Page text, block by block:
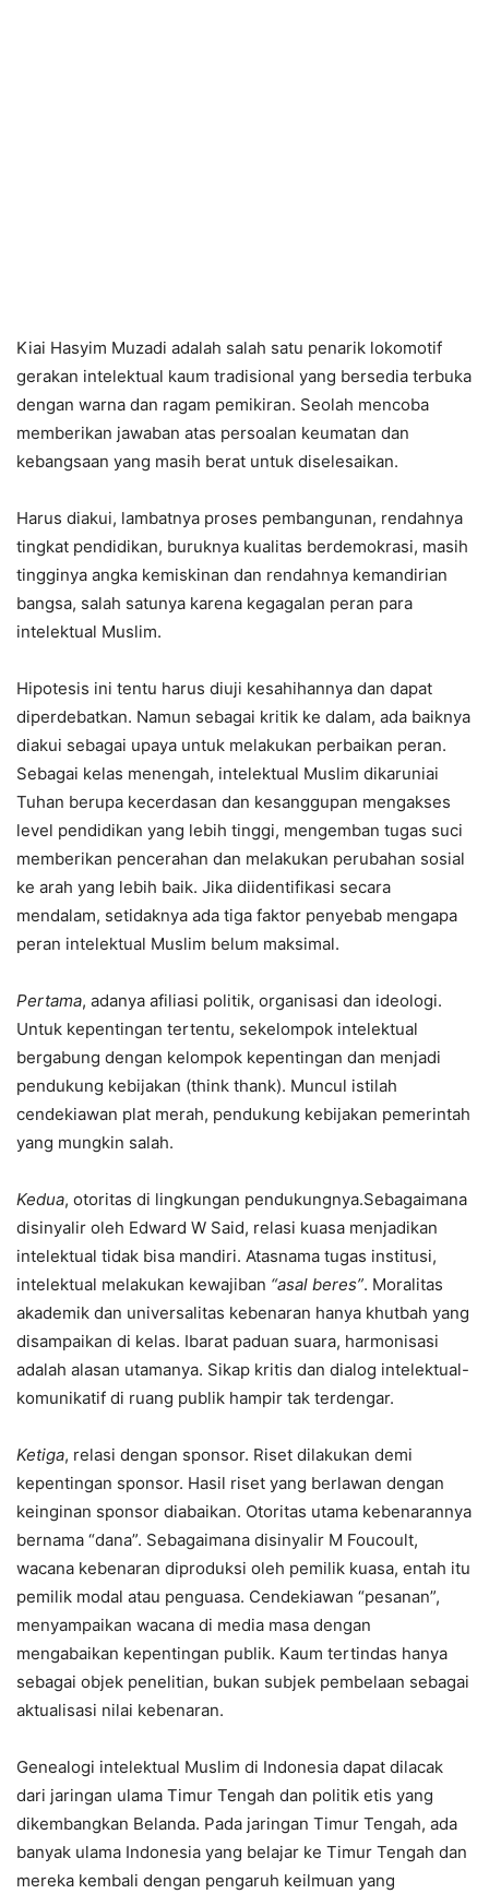
Kiai Hasyim Muzadi adalah salah satu penarik lokomotif
gerakan intelektual kaum tradisional yang bersedia terbuka
dengan warna dan ragam pemikiran. Seolah mencoba
memberikan jawaban atas persoalan keumatan dan
kebangsaan yang masih berat untuk diselesaikan.
Harus diakui, lambatnya proses pembangunan, rendahnya
tingkat pendidikan, buruknya kualitas berdemokrasi, masih
tingginya angka kemiskinan dan rendahnya kemandirian
bangsa, salah satunya karena kegagalan peran para
intelektual Muslim.
Hipotesis ini tentu harus diuji kesahihannya dan dapat
diperdebatkan. Namun sebagai kritik ke dalam, ada baiknya
diakui sebagai upaya untuk melakukan perbaikan peran.
Sebagai kelas menengah, intelektual Muslim dikaruniai
Tuhan berupa kecerdasan dan kesanggupan mengakses
level pendidikan yang lebih tinggi, mengemban tugas suci
memberikan pencerahan dan melakukan perubahan sosial
ke arah yang lebih baik. Jika diidentifikasi secara
mendalam, setidaknya ada tiga faktor penyebab mengapa
peran intelektual Muslim belum maksimal.
Pertama, adanya afiliasi politik, organisasi dan ideologi.
Untuk kepentingan tertentu, sekelompok intelektual
bergabung dengan kelompok kepentingan dan menjadi
pendukung kebijakan (think thank). Muncul istilah
cendekiawan plat merah, pendukung kebijakan pemerintah
yang mungkin salah.
Kedua, otoritas di lingkungan pendukungnya.Sebagaimana
disinyalir oleh Edward W Said, relasi kuasa menjadikan
intelektual tidak bisa mandiri. Atasnama tugas institusi,
intelektual melakukan kewajiban “asal beres”. Moralitas
akademik dan universalitas kebenaran hanya khutbah yang
disampaikan di kelas. Ibarat paduan suara, harmonisasi
adalah alasan utamanya. Sikap kritis dan dialog intelektual-
komunikatif di ruang publik hampir tak terdengar.
Ketiga, relasi dengan sponsor. Riset dilakukan demi
kepentingan sponsor. Hasil riset yang berlawan dengan
keinginan sponsor diabaikan. Otoritas utama kebenarannya
bernama “dana”. Sebagaimana disinyalir M Foucoult,
wacana kebenaran diproduksi oleh pemilik kuasa, entah itu
pemilik modal atau penguasa. Cendekiawan “pesanan”,
menyampaikan wacana di media masa dengan
mengabaikan kepentingan publik. Kaum tertindas hanya
sebagai objek penelitian, bukan subjek pembelaan sebagai
aktualisasi nilai kebenaran.
Genealogi intelektual Muslim di Indonesia dapat dilacak
dari jaringan ulama Timur Tengah dan politik etis yang
dikembangkan Belanda. Pada jaringan Timur Tengah, ada
banyak ulama Indonesia yang belajar ke Timur Tengah dan
mereka kembali dengan pengaruh keilmuan yang